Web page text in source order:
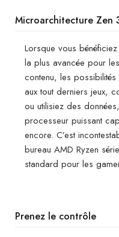
Microarchitecture Zen
Lorsque vous
la plus avancée pour
contenu, les
aux tout derniers jeux,
ou utilisiez des
processeur puissant
encore. C’est
bureau AMD Ryzen
standard pour les
Prenez le contrôle